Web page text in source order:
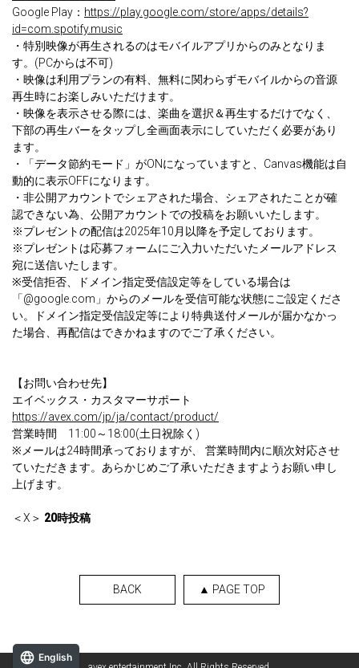
Google Play： https://play.google.com/store/apps/details?
id=com.spotify.music
・特別映像が再生されるのはモバイルアプリからのみとなりま
す。(PCからは不可)
・映像は利用プランの有料、無料に関わらずモバイルからの音源
再生時にお楽しみいただけます。
・映像を表示させる際には、楽曲を選択＆再生するだけでなく、
下部の再生バーをタップし全画面表示にしていただく必要があり
ます。
・「データ節約モード」がONになっていますと、Canvas機能は自
動的に表示OFFになります。
・非公開アカウントでシェアされた場合、シェアされたことが確
認できない為、公開アカウントでの投稿をお願いいたします。
※プレゼントの配信は2025年10月以降を予定しております。
※プレゼントは応募フォームにご入力いただいたメールアドレス
宛に送信いたします。
※受信拒否、ドメイン指定受信設定等をしている場合は
「@google.com」からのメールを受信可能な状態にご設定くださ
い。ドメイン指定受信設定等により特典送付メールが届かなかっ
た場合、再配信はできかねますのでご了承ください。
【お問い合わせ先】
エイベックス・カスタマーサポート
https://avex.com/jp/ja/contact/product/
営業時間 11:00～18:00(土日祝除く)
※メールは24時間承っておりますが、 営業時間内に順次対応させ
ていただきます。あらかじめご了承いただきますようお願い申し
上げます。
＜X＞ 20時投稿
BACK ▲ PAGE TOP
English